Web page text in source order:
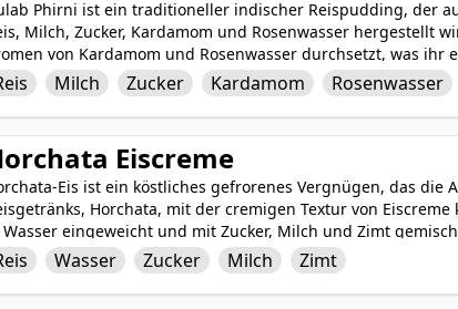
Phirni ist ein traditioneller indischer Reispudding, der
Milch, Zucker, Kardamom und Rosenwasser hergestellt
von Kardamom und Rosenwasser durchsetzt, was ihr
verleiht. Garniert mit einer Vielzahl von
Gulab Phirni ein köstliches und verwöhnendes Dessert, das
wird. Seine cremige Textur und sein süßer,
unter Dessertliebhabern.
Milch Zucker Kardamom Rosenwasser
Eiscreme
Eis ist ein köstliches gefrorenes Vergnügen, das die
Horchata, mit der cremigen Textur von
eingeweicht und mit Zucker, Milch und Zimt
reichhaltiges Geschmackserlebnis. Die süßen und
der cremigen Milchbasis und schaffen ein erfrischendes
an einem heißen Tag abzukühlen.
Wasser Zucker Milch Zimt